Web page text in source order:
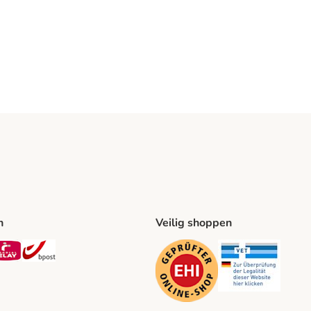
Method
Shipping Method
Mondial Relay Shipping Method
Veilig shoppen
Security